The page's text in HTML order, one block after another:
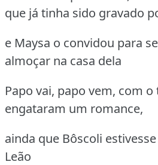
que já tinha sido gravado
e Maysa o convidou para
almoçar na casa dela
Papo vai, papo vem, com
engataram um romance,
ainda que Bôscoli
Leão